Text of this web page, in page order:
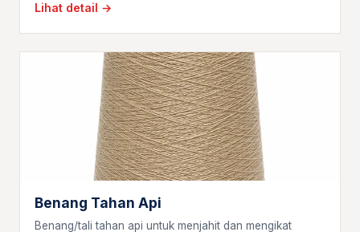
Lihat detail →
Benang Tahan Api
Benang/tali tahan api untuk menjahit dan mengikat